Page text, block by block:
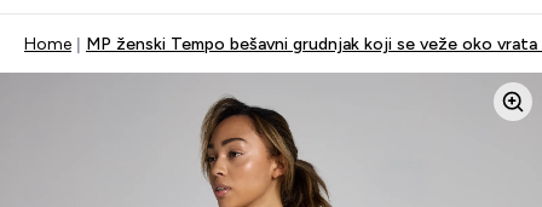
Home MP ženski Tempo bešavni grudnjak koji se veže oko